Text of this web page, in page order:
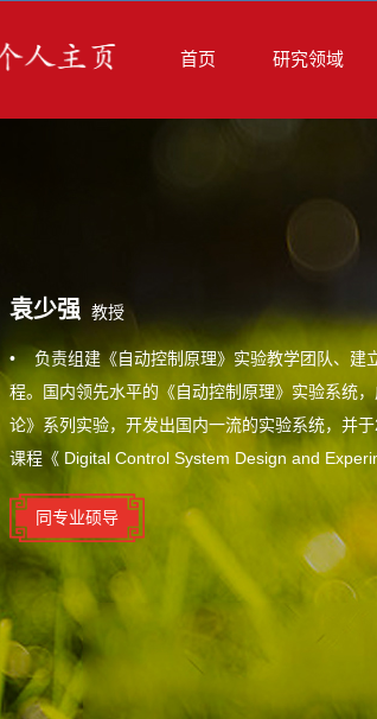
首页 研究领域
袁少强 教授
• 负责组建《自动控制原理》实验教学团队、建
程。国内领先水平的《自动控制原理》实验系统
论》系列实验，开发出国内一流的实验系统，并
课程《 Digital Control System Design and
同专业硕导